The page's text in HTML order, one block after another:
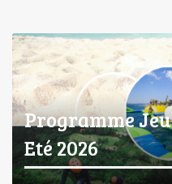
Programme
Eté 2026